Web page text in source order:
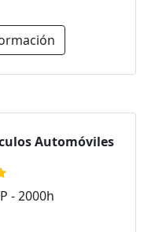
Automóviles
- 2000h